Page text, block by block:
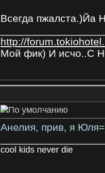
Всегда пжалста.)Йа
http://
Мой фик) И исчо..С
Анелия, прив, я
cool kids never die